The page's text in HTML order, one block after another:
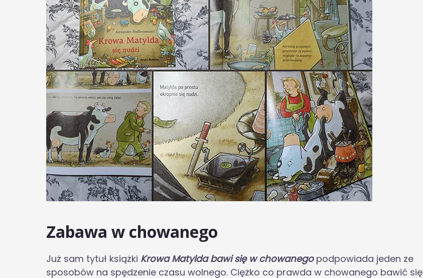
Zabawa w chowanego
Już sam tytuł książki Krowa Matylda bawi się w chowanegopodpowiada jeden ze
sposobów na spędzenie czasu wolnego. Ciężko co prawda w chowanego bawić się